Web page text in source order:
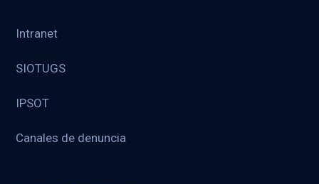
Intranet
SIOTUGS
IPSOT
Canales de denuncia